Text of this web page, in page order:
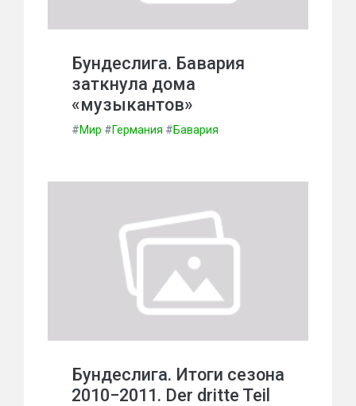
Бундеслига. Бавария
заткнула дома
«музыкантов»
#Мир #Германия #Бавария
Бундеслига. Итоги сезона
2010−2011. Der dritte Teil